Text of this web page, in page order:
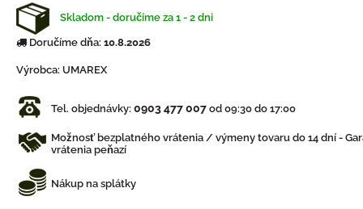
Skladom - doručíme za 1 - 2 dni
Doručíme dňa: 10.8.2026
Výrobca: UMAREX
Tel. objednávky: 0903 477 007 od 09:30 do 17:00
Možnosť bezplatného vrátenia / výmeny tovaru do 14 dní -
vrátenia peňazí
Nákup na splátky